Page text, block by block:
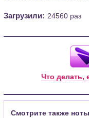
Загрузили: 24560 раз
Что делать,
Смотрите также